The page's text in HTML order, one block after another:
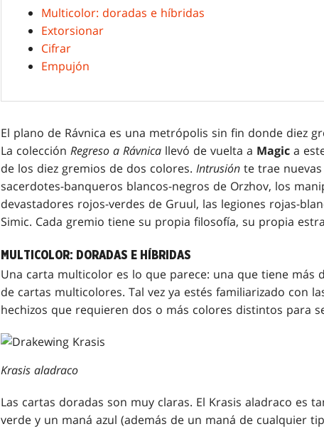
Multicolor: doradas e híbridas
Extorsionar
Cifrar
Empujón
El plano de Rávnica es una metrópolis sin fin donde diez
La colección Regreso a Rávnica llevó de vuelta a Magic a
de los diez gremios de dos colores. Intrusión te trae
sacerdotes-banqueros blancos-negros de Orzhov, los
devastadores rojos-verdes de Gruul, las legiones rojas-
Simic. Cada gremio tiene su propia filosofía, su propia
MULTICOLOR: DORADAS E HÍBRIDAS
Una carta multicolor es lo que parece: una que tiene más
de cartas multicolores. Tal vez ya estés familiarizado con
hechizos que requieren dos o más colores distintos para
Krasis aladraco
Las cartas doradas son muy claras. El Krasis aladraco es
verde y un maná azul (además de un maná de cualquier